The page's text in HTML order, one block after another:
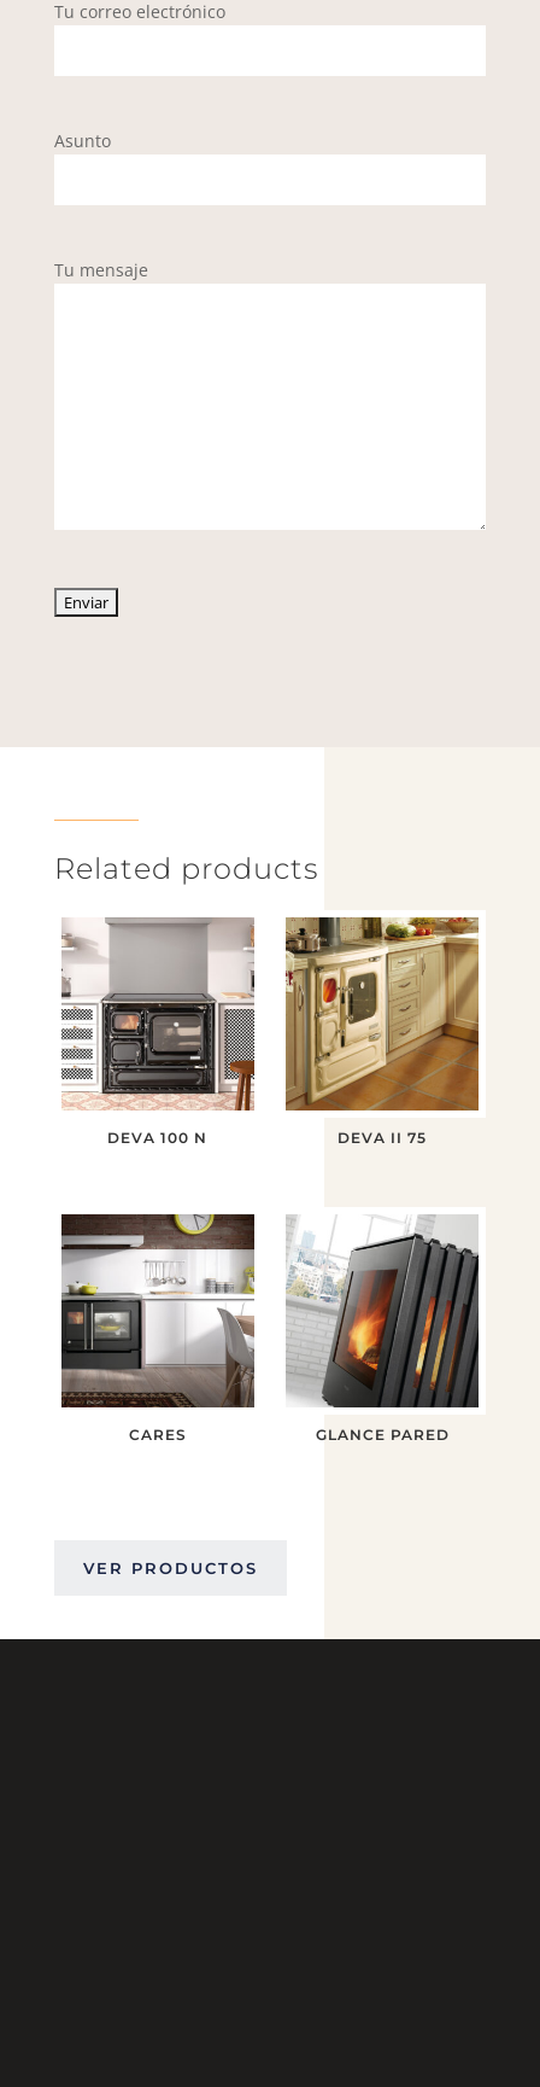
Tu correo electrónico
Asunto
Tu mensaje
Related products
DEVA 100 N DEVA II 75
CARES GLANCE PARED
VER PRODUCTOS